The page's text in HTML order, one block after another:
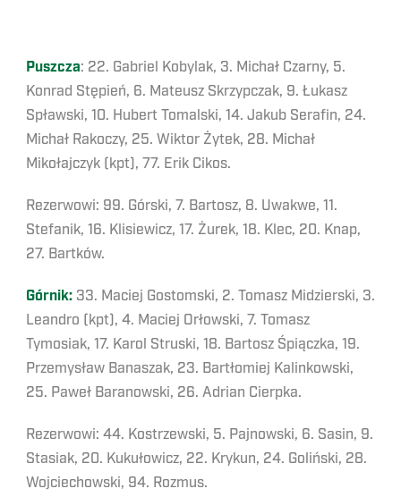
Puszcza: 22. Gabriel Kobylak, 3. Michał Czarny, 5.
Konrad Stępień, 6. Mateusz Skrzypczak, 9. Łukasz
Spławski, 10. Hubert Tomalski, 14. Jakub Serafin, 24.
Michał Rakoczy, 25. Wiktor Żytek, 28. Michał
Mikołajczyk (kpt), 77. Erik Cikos.
Rezerwowi: 99. Górski, 7. Bartosz, 8. Uwakwe, 11.
Stefanik, 16. Klisiewicz, 17. Żurek, 18. Klec, 20. Knap,
27. Bartków.
Górnik: 33. Maciej Gostomski, 2. Tomasz Midzierski, 3.
Leandro (kpt), 4. Maciej Orłowski, 7. Tomasz
Tymosiak, 17. Karol Struski, 18. Bartosz Śpiączka, 19.
Przemysław Banaszak, 23. Bartłomiej Kalinkowski,
25. Paweł Baranowski, 26. Adrian Cierpka.
Rezerwowi: 44. Kostrzewski, 5. Pajnowski, 6. Sasin, 9.
Stasiak, 20. Kukułowicz, 22. Krykun, 24. Goliński, 28.
Wojciechowski, 94. Rozmus.